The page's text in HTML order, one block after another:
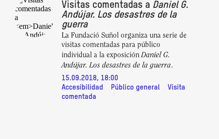
Visitas comentadas a Daniel G.
Andújar. Los desastres de la
guerra
La Fundació Suñol organiza una serie de
visitas comentadas para público
individual a la exposiciónDaniel G.
Andújar. Los desastres de la guerra.
15.09.2018, 18:00
Accesibilidad
Público general
Visita
comentada